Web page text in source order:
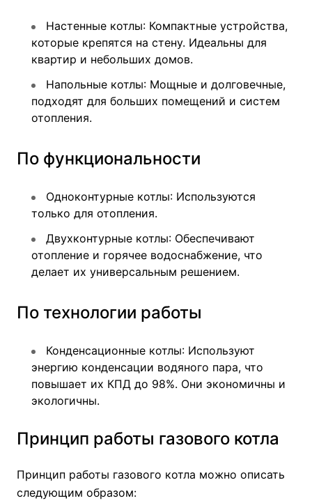
Настенные котлы: Компактные устройства,
которые крепятся на стену. Идеальны для
квартир и небольших домов.
Напольные котлы: Мощные и долговечные,
подходят для больших помещений и систем
отопления.
По функциональности
Одноконтурные котлы: Используются
только для отопления.
Двухконтурные котлы: Обеспечивают
отопление и горячее водоснабжение, что
делает их универсальным решением.
По технологии работы
Конденсационные котлы: Используют
энергию конденсации водяного пара, что
повышает их КПД до 98%. Они экономичны и
экологичны.
Принцип работы газового котла
Принцип работы газового котла можно описать
следующим образом: